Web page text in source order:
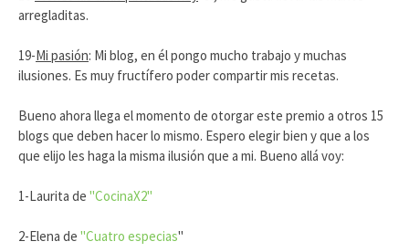
arregladitas.
19-Mi pasión: Mi blog, en él pongo mucho trabajo y muchas
ilusiones. Es muy fructífero poder compartir mis recetas.
Bueno ahora llega el momento de otorgar este premio a otros 15
blogs que deben hacer lo mismo. Espero elegir bien y que a los
que elijo les haga la misma ilusión que a mi. Bueno allá voy:
1-Laurita de "CocinaX2"
2-Elena de "Cuatro especias"